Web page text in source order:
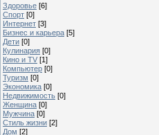
Здоровье [6]
Спорт [0]
Интернет [3]
Бизнес и карьера [5]
Дети [0]
Кулинария [0]
Кино и TV [1]
Компьютер [0]
Туризм [0]
Экономика [0]
Недвижимость [0]
Женщина [0]
Мужчина [0]
Стиль жизни [2]
Дом [2]